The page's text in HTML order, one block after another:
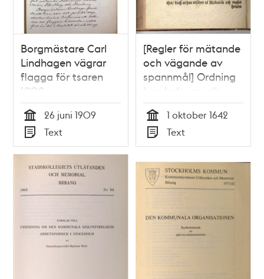
Borgmästare Carl
Lindhagen vägrar
flagga för tsaren
1909
Tid
26 juni 1909
Typ
Text
[Regler för mätande
och vägande av
spannmål] Ordning
huruledes medh
mälandet på
spannemåål som
uthi staden och på
malmarna aff en
och annan,
antingen sällias eller
...
Tid
1 oktober 1642
Typ
Text